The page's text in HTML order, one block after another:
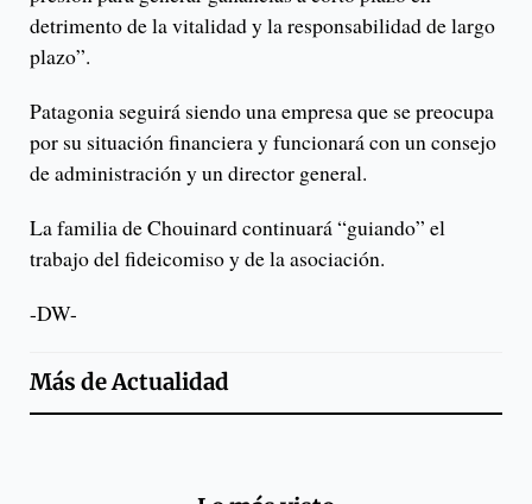
detrimento de la vitalidad y la responsabilidad de largo
plazo”.
Patagonia seguirá siendo una empresa que se preocupa
por su situación financiera y funcionará con un consejo
de administración y un director general.
La familia de Chouinard continuará “guiando” el
trabajo del fideicomiso y de la asociación.
-DW-
Más deActualidad